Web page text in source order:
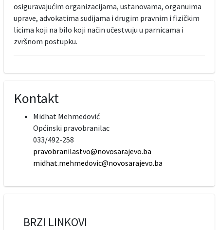
osiguravajućim organizacijama, ustanovama, organuima
uprave, advokatima sudijama i drugim pravnim i fizičkim
licima koji na bilo koji način učestvuju u parnicama i
zvršnom postupku.
Kontakt
Midhat Mehmedović
Općinski pravobranilac
033/492-258
pravobranilastvo@novosarajevo.ba
midhat.mehmedovic@novosarajevo.ba
BRZI LINKOVI